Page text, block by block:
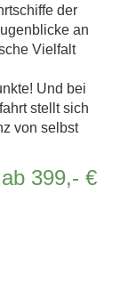
der
an
Vielfalt
Und bei
stellt sich
von selbst
399,- €